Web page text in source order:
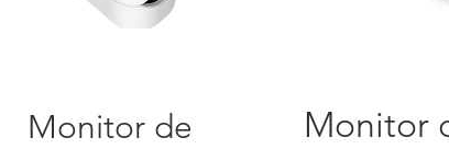
Monitor de
Monitor